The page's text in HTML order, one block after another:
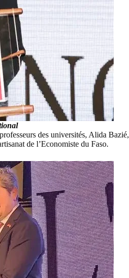
des universités, Alida Bazié,
de l’Economiste du Faso.